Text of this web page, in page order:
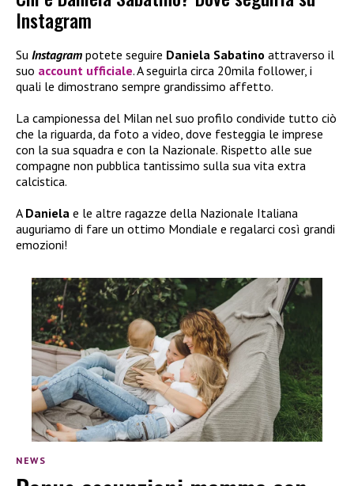
Instagram
Su Instagram potete seguire Daniela Sabatino attraverso il
suo account ufficiale. A seguirla circa 20mila follower, i
quali le dimostrano sempre grandissimo affetto.
La campionessa del Milan nel suo profilo condivide tutto ciò
che la riguarda, da foto a video, dove festeggia le imprese
con la sua squadra e con la Nazionale. Rispetto alle sue
compagne non pubblica tantissimo sulla sua vita extra
calcistica.
A Daniela e le altre ragazze della Nazionale Italiana
auguriamo di fare un ottimo Mondiale e regalarci così grandi
emozioni!
NEWS